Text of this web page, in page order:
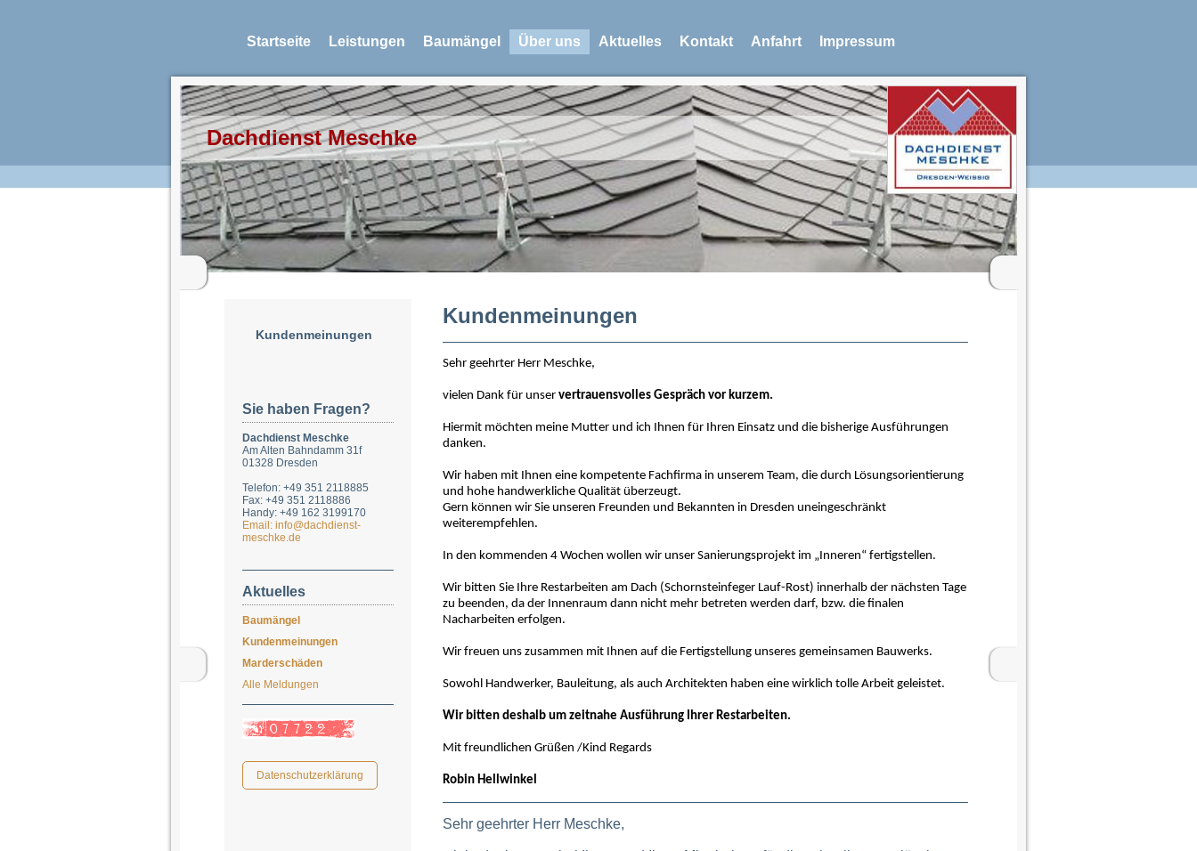
Startseite Leistungen Baumängel Über uns Aktuelles Kontakt Anfahrt Impressum
Dachdienst Meschke
Kundenmeinungen
Sie haben Fragen?
Dachdienst Meschke
Am Alten Bahndamm 31f
01328 Dresden
Telefon: +49 351 2118885
Fax: +49 351 2118886
Handy: +49 162 3199170
Email: info@dachdienst-
meschke.de
Aktuelles
Baumängel
Kundenmeinungen
Marderschäden
Alle Meldungen
Datenschutzerklärung
Kundenmeinungen
Sehr geehrter Herr Meschke,
vielen Dank für unser vertrauensvolles Gespräch vor kurzem.
Hiermit möchten meine Mutter und ich Ihnen für Ihren Einsatz und die bisherige Ausführungen
danken.
Wir haben mit Ihnen eine kompetente Fachfirma in unserem Team, die durch Lösungsorientierung
und hohe handwerkliche Qualität überzeugt.
Gern können wir Sie unseren Freunden und Bekannten in Dresden uneingeschränkt
weiterempfehlen.
In den kommenden 4 Wochen wollen wir unser Sanierungsprojekt im „Inneren“ fertigstellen.
Wir bitten Sie Ihre Restarbeiten am Dach (Schornsteinfeger Lauf-Rost) innerhalb der nächsten Tage
zu beenden, da der Innenraum dann nicht mehr betreten werden darf, bzw. die finalen
Nacharbeiten erfolgen.
Wir freuen uns zusammen mit Ihnen auf die Fertigstellung unseres gemeinsamen Bauwerks.
Sowohl Handwerker, Bauleitung, als auch Architekten haben eine wirklich tolle Arbeit geleistet.
Wir bitten deshalb um zeitnahe Ausführung Ihrer Restarbeiten.
Mit freundlichen Grüßen /Kind Regards
Robin Hellwinkel
Sehr geehrter Herr Meschke,